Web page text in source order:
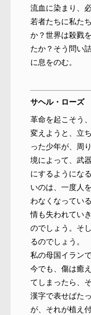
流血に染まり、
若者たちに私た
か？世界は殺戮
たか？そう問い
に息をのむ。
サヘル・ローズ
革命を起こそう
変えようと、立
った少年が、周
境によって、武
にするようにな
いのは、一度人
わなくなってい
情も失われてい
のでしょう。そ
るのでしょう。
私の母国イラン
今でも、傷は癒
てしまったら、
漢字で表せばた
が、それが植え